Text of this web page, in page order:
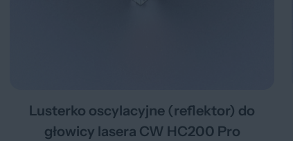
Lusterko oscylacyjne (reflektor) do
głowicy lasera CW HC200 Pro